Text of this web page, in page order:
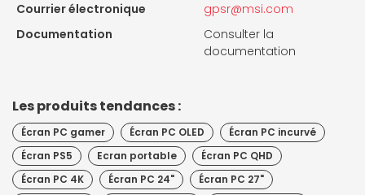
Courrier électronique
gpsr@msi.com
Documentation
Consulter la
documentation
Les produits tendances :
Écran PC gamer Écran PC OLED
Écran PC incurvé
Écran PS5
Ecran portable
Écran PC QHD
Écran PC 4K
Écran PC 24"
Écran PC 27"